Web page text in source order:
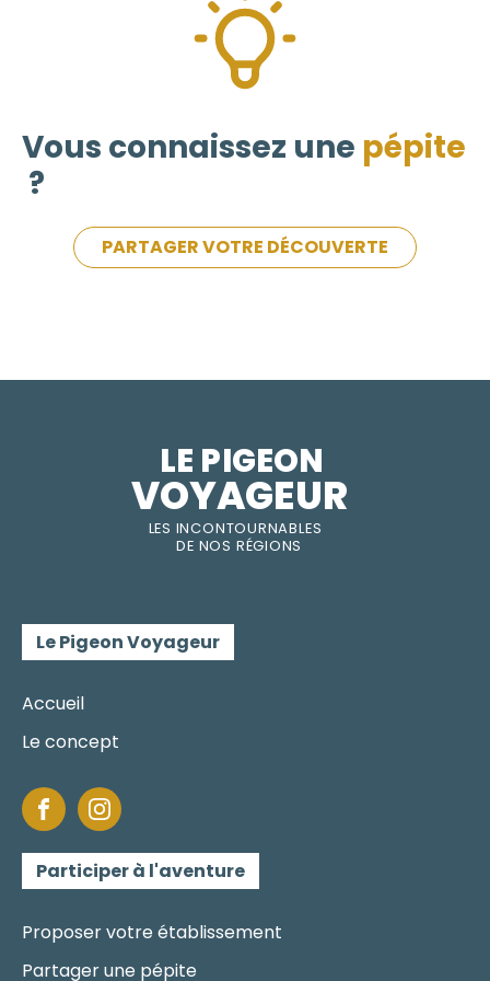
Vous connaissez une pépite
?
PARTAGER VOTRE DÉCOUVERTE
LES INCONTOURNABLES
DE NOS RÉGIONS
LE PIGEON
VOYAGEUR
Le Pigeon Voyageur
Accueil
Le concept
Participer à l'aventure
Proposer votre établissement
Partager une pépite